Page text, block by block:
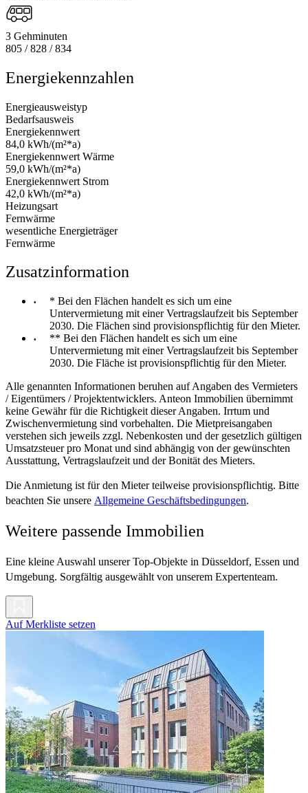
3 Gehminuten
805 / 828 / 834
Energiekennzahlen
Energieausweistyp
Bedarfsausweis
Energiekennwert
84,0 kWh/(m²*a)
Energiekennwert Wärme
59,0 kWh/(m²*a)
Energiekennwert Strom
42,0 kWh/(m²*a)
Heizungsart
Fernwärme
wesentliche Energieträger
Fernwärme
Zusatzinformation
* Bei den Flächen handelt es sich um eine
Untervermietung mit einer Vertragslaufzeit bis September
2030. Die Flächen sind provisionspflichtig für den Mieter.
** Bei den Flächen handelt es sich um eine
Untervermietung mit einer Vertragslaufzeit bis September
2030. Die Fläche ist provisionspflichtig für den Mieter.
Alle genannten Informationen beruhen auf Angaben des Vermieters
/ Eigentümers / Projektentwicklers. Anteon Immobilien übernimmt
keine Gewähr für die Richtigkeit dieser Angaben. Irrtum und
Zwischenvermietung sind vorbehalten. Die Mietpreisangaben
verstehen sich jeweils zzgl. Nebenkosten und der gesetzlich gültigen
Umsatzsteuer pro Monat und sind abhängig von der gewünschten
Ausstattung, Vertragslaufzeit und der Bonität des Mieters.
Die Anmietung ist für den Mieter teilweise provisionspflichtig. Bitte
beachten Sie unsere Allgemeine Geschäftsbedingungen.
Weitere passende Immobilien
Eine kleine Auswahl unserer Top-Objekte in Düsseldorf, Essen und
Umgebung. Sorgfältig ausgewählt von unserem Expertenteam.
Auf Merkliste setzen